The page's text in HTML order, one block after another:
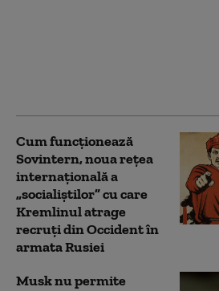
Cum funcționează
Sovintern, noua rețea
internațională a
„socialiștilor” cu care
Kremlinul atrage
recruți din Occident în
armata Rusiei
Musk nu permite